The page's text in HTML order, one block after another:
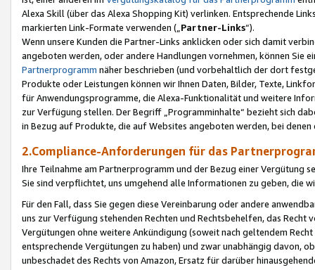
Alexa Skill (über das Alexa Shopping Kit) verlinken. Entsprechende
markierten Link-Formate verwenden („ Partner-Links“).
Wenn unsere Kunden die Partner-Links anklicken oder sich damit
angeboten werden, oder andere Handlungen vornehmen, können Sie
Partnerprogramm näher beschrieben (und vorbehaltlich der dort
Produkte oder Leistungen können wir Ihnen Daten, Bilder, Texte,
für Anwendungsprogramme, die Alexa-Funktionalität und weitere
zur Verfügung stellen. Der Begriff „Programminhalte“ bezieht sich
in Bezug auf Produkte, die auf Websites angeboten werden, bei
2.Compliance-Anforderungen für das
Ihre Teilnahme am Partnerprogramm und der Bezug einer Vergütung
Sie sind verpflichtet, uns umgehend alle Informationen zu geben, die
Für den Fall, dass Sie gegen diese Vereinbarung oder andere
uns zur Verfügung stehenden Rechten und Rechtsbehelfen, das
Vergütungen ohne weitere Ankündigung (soweit nach geltendem
entsprechende Vergütungen zu haben) und zwar unabhängig davon,
unbeschadet des Rechts von Amazon, Ersatz für darüber